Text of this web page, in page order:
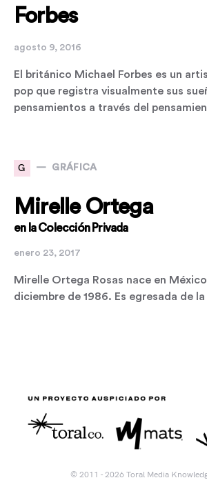
Forbes
agosto 9, 2016
El británico Michael Forbes es un
pop que registra visualmente sus
pensamientos a través del
G GRÁFICA
Mirelle Ortega
en la Colección Privada
enero 23, 2017
Mirelle Ortega Rosas nace en
diciembre de 1986. Es egresada de
© 2011 - 2026 Toral Media